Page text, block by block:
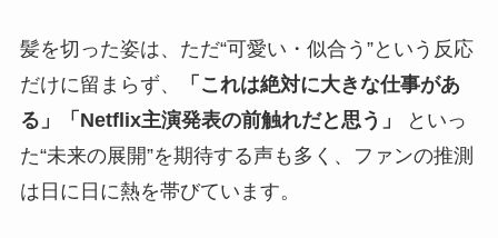
髪を切った姿は、ただ“可愛い・似合う”という反応
だけに留まらず、
「これは絶対に大きな仕事があ
る」「Netflix主演発表の前触れだと思う」
といっ
た“未来の展開”を期待する声も多く、ファンの推測
は日に日に熱を帯びています。